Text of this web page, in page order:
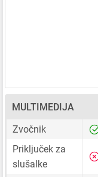
MULTIMEDIJA
Zvočnik
Priključek za
slušalke